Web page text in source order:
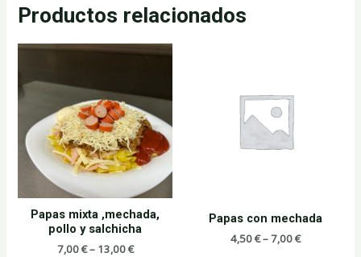
Productos relacionados
Papas mixta ,mechada,
pollo y salchicha
7,00€– 13,00€
Papas con mechada
4,50€–7,00€